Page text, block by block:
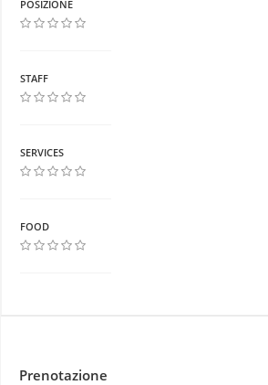
POSIZIONE
STAFF
SERVICES
FOOD
Prenotazione